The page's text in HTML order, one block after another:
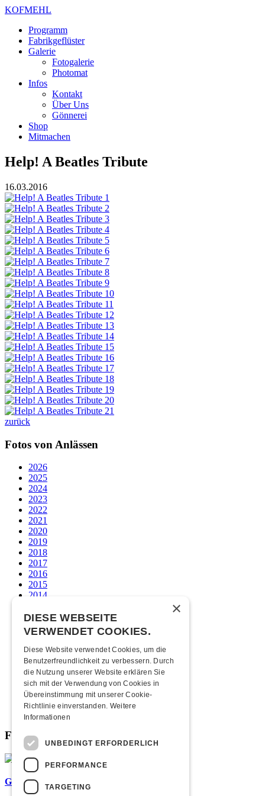
KOFMEHL
Programm
Fabrikgeflüster
Galerie
Fotogalerie
Photomat
Infos
Kontakt
Über Uns
Gönnerei
Shop
Mitmachen
Help! A Beatles Tribute
16.03.2016
zurück
Fotos von Anlässen
2026
2025
2024
2023
2022
2021
2020
2019
2018
2017
2016
2015
2014
2012
2011
2010
2009
2008
2007
2006
2005
2004
2003
Fabrikgeflüster
Graffiti-Workshops
×
DIESE WEBSEITE
VERWENDET COOKIES.
Diese Website verwendet Cookies, um die
Benutzerfreundlichkeit zu verbessern. Durch
die Nutzung unserer Website erklären Sie
sich mit der Verwendung von Cookies in
Übereinstimmung mit unserer Cookie-
Richtlinie einverstanden. Weitere
Informationen
UNBEDINGT ERFORDERLICH
PERFORMANCE
TARGETING